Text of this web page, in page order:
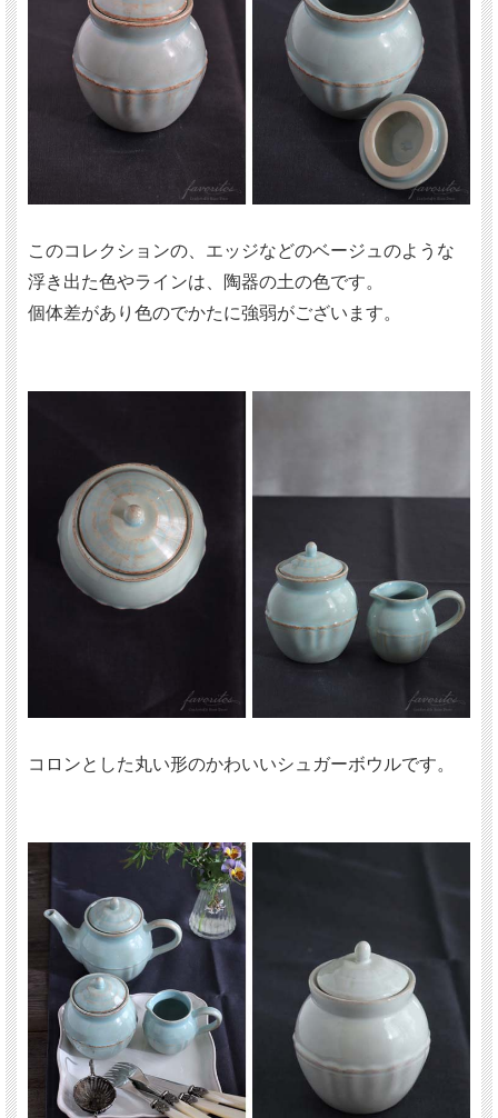
このコレクションの、エッジなどのベージュのような
浮き出た色やラインは、陶器の土の色です。
個体差があり色のでかたに強弱がございます。
コロンとした丸い形のかわいいシュガーボウルです。